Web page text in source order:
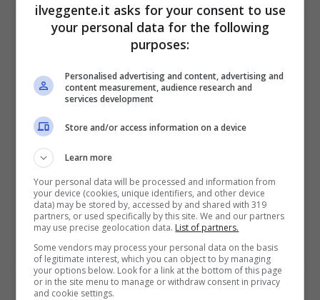
BONUS BENVENUTO LOTTOMATICA: 2050€
Fino a 2050€ bonus scommesse e sport
Per i nuovi utenti della piattaforma: 100% fino a 50€ in
Bonus Scommesse + 100% fino a 2000€ in Bonus
2050€
VERIFICA
Mostra Informazioni
ilveggente.it asks for your consent to use
your personal data for the following
purposes:
Personalised advertising and content, advertising and
content measurement, audience research and
services development
Store and/or access information on a device
Learn more
Your personal data will be processed and information from
your device (cookies, unique identifiers, and other device
data) may be stored by, accessed by and shared with 319
partners, or used specifically by this site. We and our partners
may use precise geolocation data. List of partners.
Some vendors may process your personal data on the basis
of legitimate interest, which you can object to by managing
your options below. Look for a link at the bottom of this page
or in the site menu to manage or withdraw consent in privacy
and cookie settings.